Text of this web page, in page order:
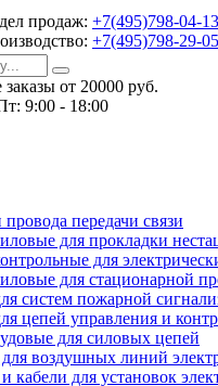
продаж: +7(495)798-04-13
+7(495)798-29-05
от 20000 руб.
9:00 - 18:00
передачи связи
для прокладки
для
для стационарной
систем пожарной
цепей управления и
для силовых цепей
воздушных линий
кабели для установок